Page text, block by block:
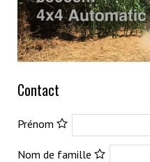
Contact
Prénom
Nom de famille